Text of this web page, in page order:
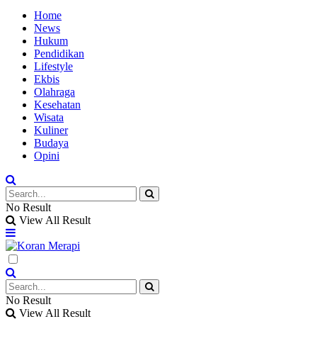
Home
News
Hukum
Pendidikan
Lifestyle
Ekbis
Olahraga
Kesehatan
Wisata
Kuliner
Budaya
Opini
No Result
View All Result
No Result
View All Result